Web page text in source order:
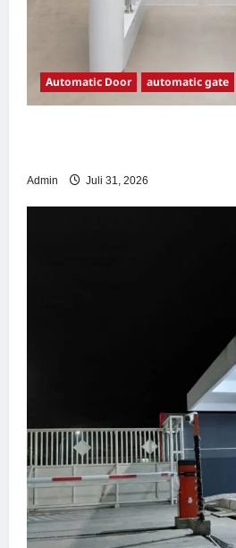
Automatic Door automatic gate
Admin Juli 31, 2026